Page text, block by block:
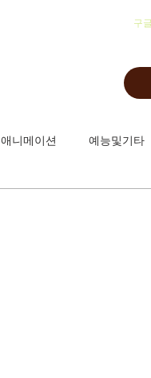
구
애니메이션 예능및기타